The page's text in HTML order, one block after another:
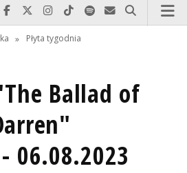
Najlepiej po prostu do nas zadzwoń
Odwiedź nas na Facebook-u
Odwiedź nas na X
Odwiedź nas na Instagram-ie
Odwiedź nas na TikTok-u
Szukaj nas na Spotify
Wyślij do nas
Szukaj
» Płyta tygodnia
Ballad of
06.08.2023